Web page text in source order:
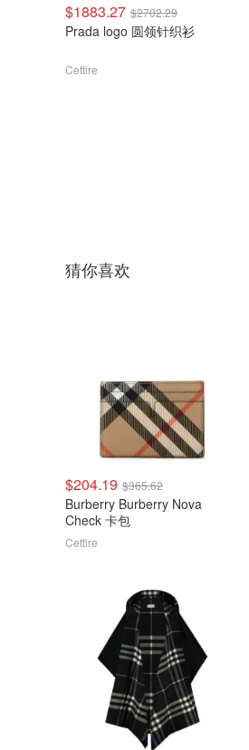
$1883.27 $2702.29
Prada logo 圆领针织衫
Cettire
猜你喜欢
$204.19 $365.62
Burberry Burberry Nova
Check 卡包
Cettire